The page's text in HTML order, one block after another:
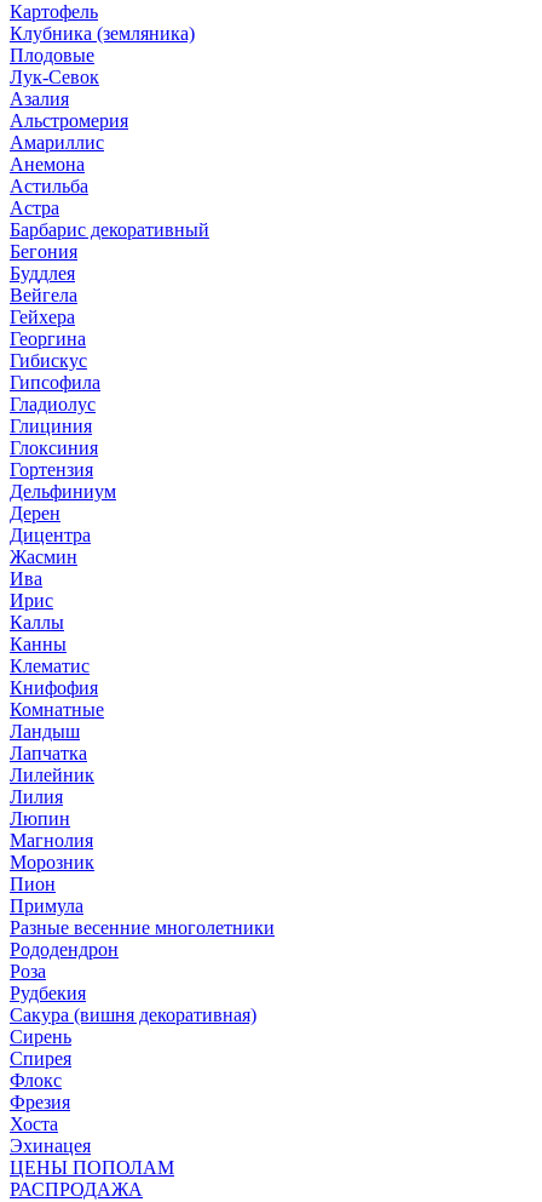
Картофель
Клубника (земляника)
Плодовые
Лук-Севок
Азалия
Альстромерия
Амариллис
Анемона
Астильба
Астра
Барбарис декоративный
Бегония
Буддлея
Вейгела
Гейхера
Георгина
Гибискус
Гипсофила
Гладиолус
Глициния
Глоксиния
Гортензия
Дельфиниум
Дерен
Дицентра
Жасмин
Ива
Ирис
Каллы
Канны
Клематис
Книфофия
Комнатные
Ландыш
Лапчатка
Лилейник
Лилия
Люпин
Магнолия
Морозник
Пион
Примула
Разные весенние многолетники
Рододендрон
Роза
Рудбекия
Сакура (вишня декоративная)
Сирень
Спирея
Флокс
Фрезия
Хоста
Эхинацея
ЦЕНЫ ПОПОЛАМ
РАСПРОДАЖА